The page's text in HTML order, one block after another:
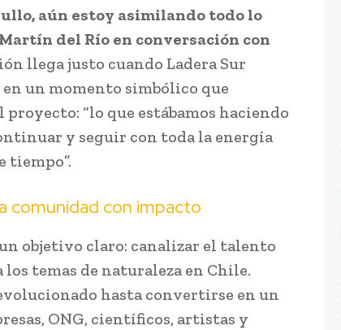
aún estoy asimilando todo lo
del Río en conversación con
llega justo cuando Ladera Sur
en un momento simbólico que
“lo que estábamos haciendo
y seguir con toda la energía
tiempo”.
comunidad con impacto
objetivo claro: canalizar el talento
temas de naturaleza en Chile.
hasta convertirse en un
ONG, científicos, artistas y